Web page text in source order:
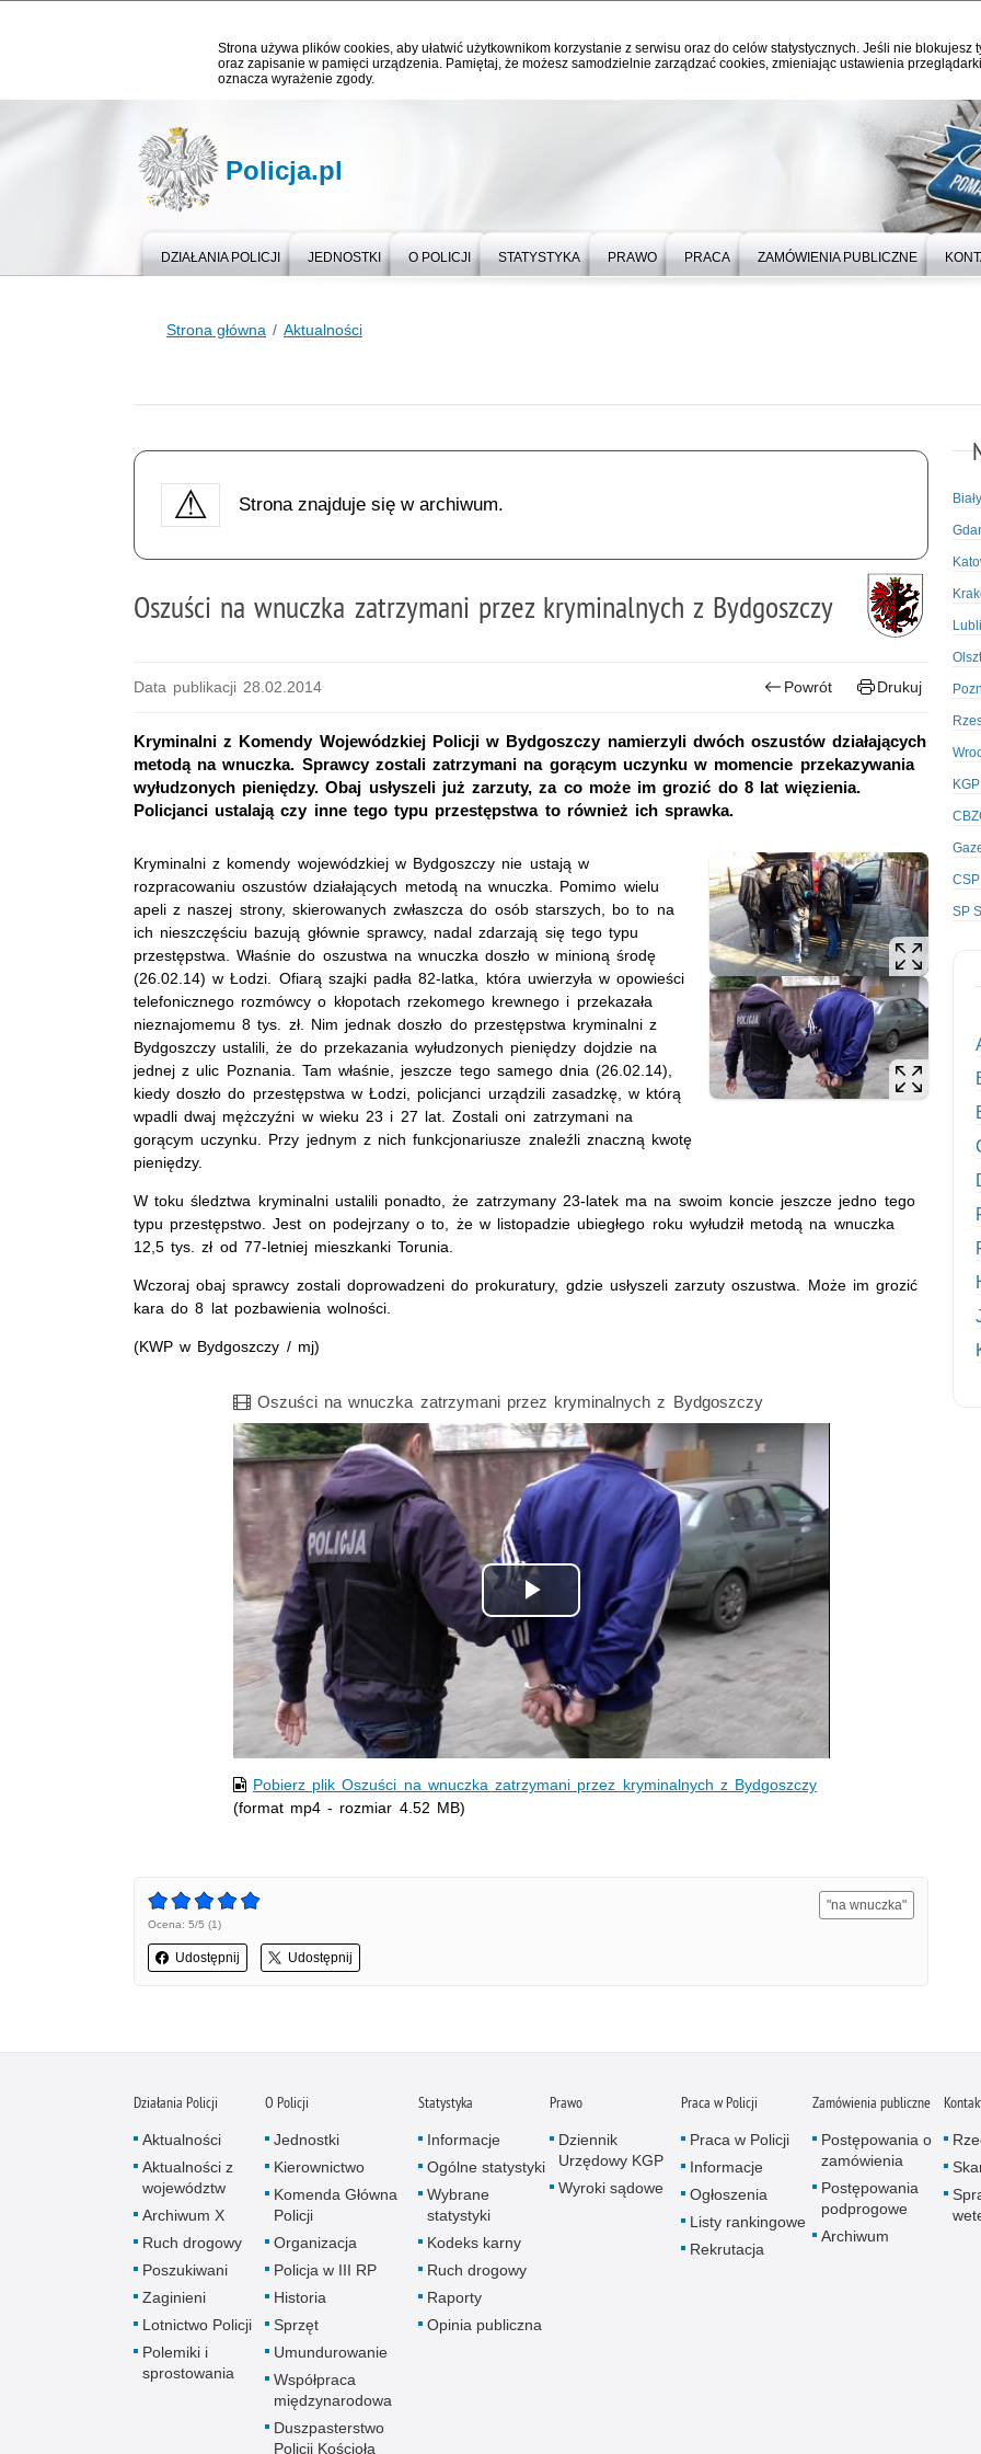
Strona używa plików cookies, aby ułatwić użytkownikom korzystanie z serwisu oraz do celów statystycznych. Jeśli nie blokujesz
oraz zapisanie w pamięci urządzenia. Pamiętaj, że możesz samodzielnie zarządzać cookies, zmieniając ustawienia
oznacza wyrażenie zgody.
Policja.pl
DZIAŁANIA POLICJI JEDNOSTKI O POLICJI STATYSTYKA PRAWO PRACA ZAMÓWIENIA PUBLICZNE
Strona główna Aktualności
Strona znajduje się w archiwum.
Oszuści na wnuczka zatrzymani przez kryminalnych z Bydgoszczy
Data publikacji 28.02.2014 Powrót Drukuj
Kryminalni z Komendy Wojewódzkiej Policji w Bydgoszczy namierzyli dwóch oszustów działających
metodą na wnuczka. Sprawcy zostali zatrzymani na gorącym uczynku w momencie przekazywania
wyłudzonych pieniędzy. Obaj usłyszeli już zarzuty, za co może im grozić do 8 lat więzienia.
Policjanci ustalają czy inne tego typu przestępstwa to również ich sprawka.
Kryminalni z komendy wojewódzkiej w Bydgoszczy nie ustają w
rozpracowaniu oszustów działających metodą na wnuczka. Pomimo wielu
apeli z naszej strony, skierowanych zwłaszcza do osób starszych, bo to na
ich nieszczęściu bazują głównie sprawcy, nadal zdarzają się tego typu
przestępstwa. Właśnie do oszustwa na wnuczka doszło w minioną środę
(26.02.14) w Łodzi. Ofiarą szajki padła 82-latka, która uwierzyła w opowieści
telefonicznego rozmówcy o kłopotach rzekomego krewnego i przekazała
nieznajomemu 8 tys. zł. Nim jednak doszło do przestępstwa kryminalni z
Bydgoszczy ustalili, że do przekazania wyłudzonych pieniędzy dojdzie na
jednej z ulic Poznania. Tam właśnie, jeszcze tego samego dnia (26.02.14),
kiedy doszło do przestępstwa w Łodzi, policjanci urządzili zasadzkę, w którą
wpadli dwaj mężczyźni w wieku 23 i 27 lat. Zostali oni zatrzymani na
gorącym uczynku. Przy jednym z nich funkcjonariusze znaleźli znaczną kwotę
pieniędzy.
W toku śledztwa kryminalni ustalili ponadto, że zatrzymany 23-latek ma na swoim koncie jeszcze jedno tego
typu przestępstwo. Jest on podejrzany o to, że w listopadzie ubiegłego roku wyłudził metodą na wnuczka
12,5 tys. zł od 77-letniej mieszkanki Torunia.
Wczoraj obaj sprawcy zostali doprowadzeni do prokuratury, gdzie usłyszeli zarzuty oszustwa. Może im grozić
kara do 8 lat pozbawienia wolności.
(KWP w Bydgoszczy / mj)
Film
Oszuści na wnuczka zatrzymani przez kryminalnych z Bydgoszczy
Opis filmu: oszustwa na wnuczka
Odtwórz
wideo
Pobierz plik Oszuści na wnuczka zatrzymani przez kryminalnych z Bydgoszczy
(format mp4 - rozmiar 4.52 MB)
Ocena: 5/5 (1)
Udostępnij Udostępnij
"na wnuczka"
KGP
SP
Działania Policji
Aktualności
Aktualności z
województw
Archiwum X
Ruch drogowy
Poszukiwani
Zaginieni
Lotnictwo Policji
Polemiki i
sprostowania
O Policji
Jednostki
Kierownictwo
Komenda Główna
Policji
Organizacja
Policja w III RP
Historia
Sprzęt
Umundurowanie
Współpraca
międzynarodowa
Duszpasterstwo
Policji Kościoła
Statystyka
Informacje
Ogólne statystyki
Wybrane
statystyki
Kodeks karny
Ruch drogowy
Raporty
Opinia publiczna
Prawo
Dziennik
Urzędowy KGP
Wyroki sądowe
Praca w Policji
Praca w Policji
Informacje
Ogłoszenia
Listy rankingowe
Rekrutacja
Zamówienia publiczne
Postępowania o
zamówienia
Postępowania
podprogowe
Archiwum